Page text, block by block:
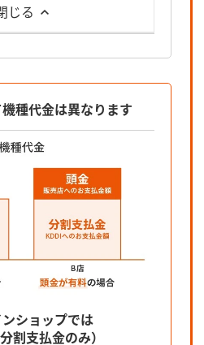
じる
種代金は異なります
ショップでは
割支払金のみ）